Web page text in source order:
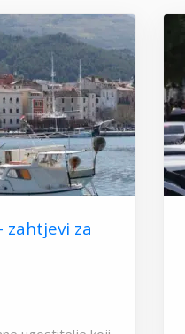
zahtjevi za